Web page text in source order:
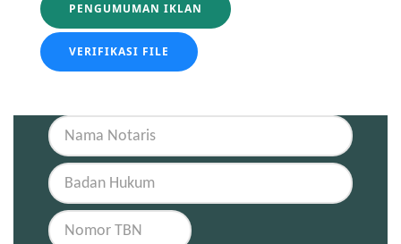
PENGUMUMAN IKLAN
VERIFIKASI FILE